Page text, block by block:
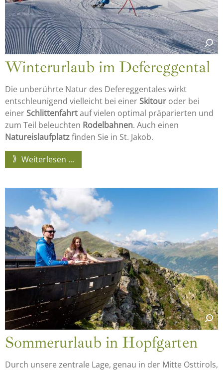
Winterurlaub im Defereggental
Die unberührte Natur des Defereggentales wirkt
entschleunigend vielleicht bei einerSkitour oder bei
einerSchlittenfahrtauf vielen optimal präparierten und
zum Teil beleuchten Rodelbahnen. Auch einen
Natureislaufplatzfinden Sie in St. Jakob.
Weiterlesen ...
Sommerurlaub in Hopfgarten
Durch unsere zentrale Lage, genau in der Mitte Osttirols,